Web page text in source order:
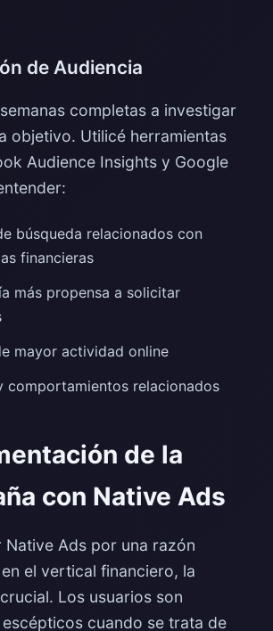
de Audiencia
completas a investigar
objetivo. Utilicé herramientas
Audience Insights y Google
búsqueda relacionados con
financieras
más propensa a solicitar
mayor actividad online
comportamientos relacionados
de la
con Native Ads
Native Ads por una razón
el vertical financiero, la
Los usuarios son
cuando se trata de